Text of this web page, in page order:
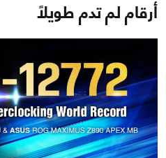
أرقام لم تدم طويلًا